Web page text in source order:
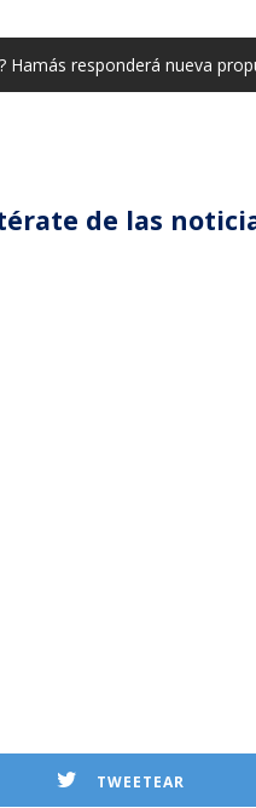
Hamás responderá nueva
de las
TWEETEAR